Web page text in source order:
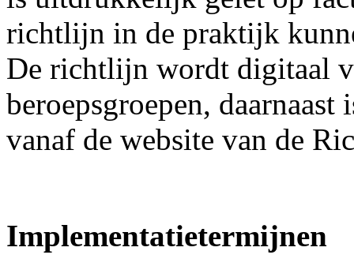
richtlijn in de praktijk
De richtlijn wordt digitaal
beroepsgroepen,
vanaf de website van de
Implementatietermijnen